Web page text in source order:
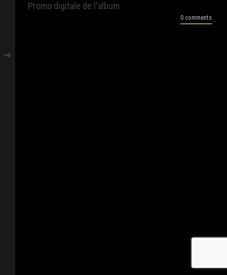
Promo digitale de l'album
0 comments